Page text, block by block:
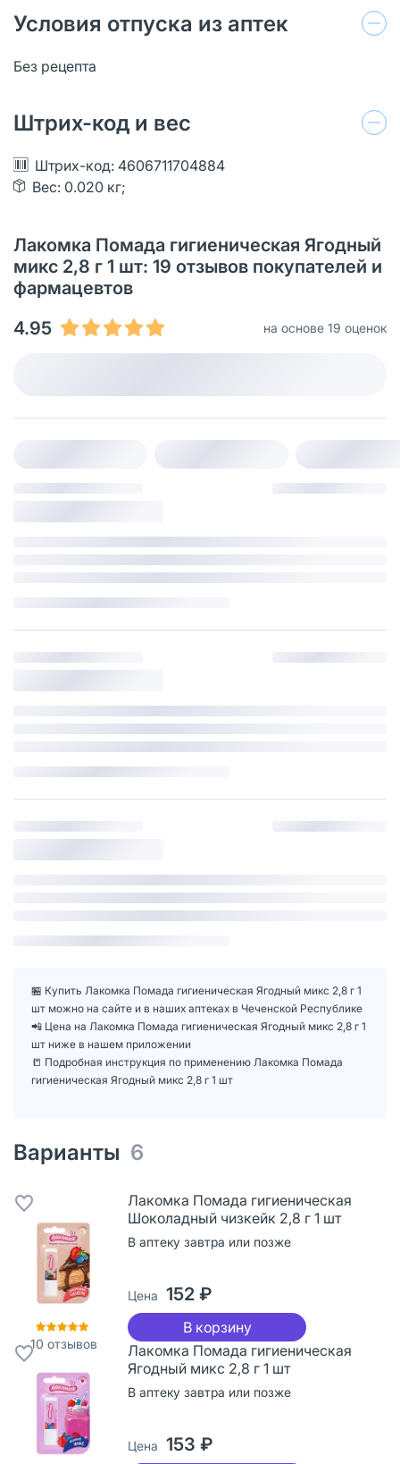
Условия отпуска из аптек
Без рецепта
Штрих-код и вес
Штрих-код: 4606711704884
Вес: 0.020 кг;
Лакомка Помада гигиеническая Ягодный
микс 2,8 г 1 шт: 19 отзывов покупателей и
фармацевтов
4.95
на основе 19 оценок
🏪 Купить Лакомка Помада гигиеническая Ягодный микс 2,8 г 1
шт можно на сайте и в наших аптеках в Чеченской Республике
📲 Цена на Лакомка Помада гигиеническая Ягодный микс 2,8 г 1
шт ниже в нашем приложении
📒 Подробная инструкция по применению Лакомка Помада
гигиеническая Ягодный микс 2,8 г 1 шт
Варианты 6
10 отзывов
Лакомка Помада гигиеническая
Шоколадный чизкейк 2,8 г 1 шт
В аптеку завтра или позже
Цена 152 ₽
В корзину
Лакомка Помада гигиеническая
Ягодный микс 2,8 г 1 шт
В аптеку завтра или позже
Цена 153 ₽